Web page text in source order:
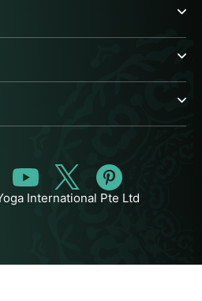
International Pte Ltd